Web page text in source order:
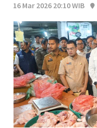
16 Mar 2026 20:10 WIB